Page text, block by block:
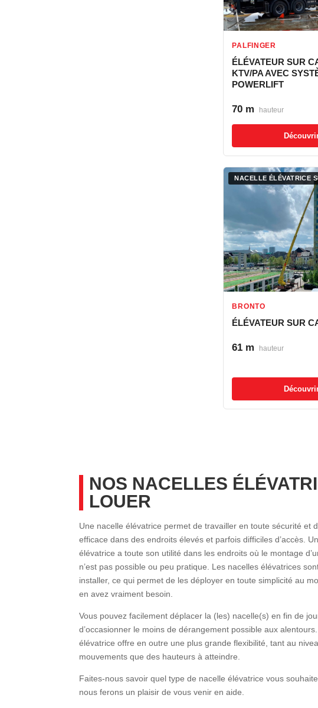
PALFINGER
ÉLÉVATEUR SUR
KTV/PA AVEC
POWERLIFT
70 m hauteur
NACELLE ÉLÉVATRICE
BRONTO
ÉLÉVATEUR SUR
61 m hauteur
NOS NACELLES
LOUER
Une nacelle élévatrice permet de travailler en toute sécurité et
efficace dans des endroits élevés et parfois difficiles d’accès.
élévatrice a toute son utilité dans les endroits où le montage
n’est pas possible ou peu pratique. Les nacelles élévatrices
installer, ce qui permet de les déployer en toute simplicité au
en avez vraiment besoin.
Vous pouvez facilement déplacer la (les) nacelle(s) en fin de
d’occasionner le moins de dérangement possible aux
élévatrice offre en outre une plus grande flexibilité, tant au
mouvements que des hauteurs à atteindre.
Faites-nous savoir quel type de nacelle élévatrice vous
nous ferons un plaisir de vous venir en aide.